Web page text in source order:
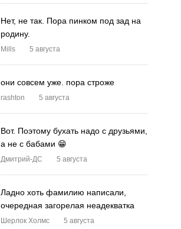
Нет, не так. Пора пинком под зад на
родину.
Mills 5 августа
они совсем уже. пора строже
rashton 5 августа
Вот. Поэтому бухать надо с друзьями,
а не с бабами 😁
Дмитрий-ДС 5 августа
Ладно хоть фамилию написали,
очередная загорелая неадекватка
Шерлок Холмс 5 августа